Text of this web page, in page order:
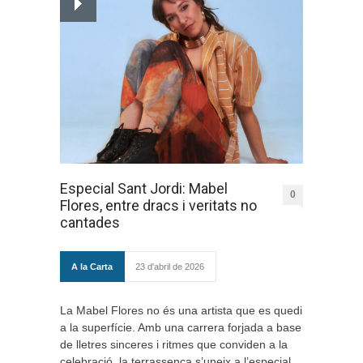
Especial Sant Jordi: Mabel
Flores, entre dracs i veritats no
cantades
0
A la Carta 23 d'abril de 2026
La Mabel Flores no és una artista que es quedi
a la superfície. Amb una carrera forjada a base
de lletres sinceres i ritmes que conviden a la